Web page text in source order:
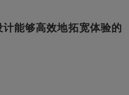
能够高效地拓宽体验的